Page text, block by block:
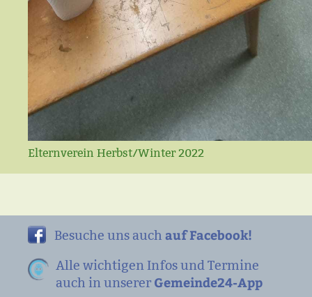
Elternverein Herbst/Winter 2022
Besuche uns auch auf Facebook!
Alle wichtigen Infos und Termine
auch in unserer Gemeinde24-App